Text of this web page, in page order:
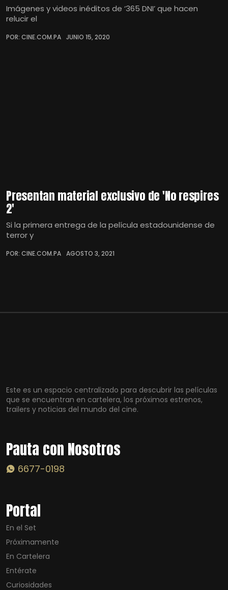
Imágenes y videos inéditos de ‘365 DNI’ que hacen
relucir el
POR: CINE.COM.PA JUNIO 15, 2020
Presentan material exclusivo de 'No respires
2'
Si la primera entrega de la película estadounidense de
terror y
POR: CINE.COM.PA AGOSTO 3, 2021
Este es un espacio centralizado para descubrir las películas
que se encuentran en cartelera, los próximos estrenos,
trailers y noticias del mundo del cine.
Pauta con Nosotros
6677-0198
Portal
En el Set
Próximamente
En Cartelera
Entérate
Curiosidades